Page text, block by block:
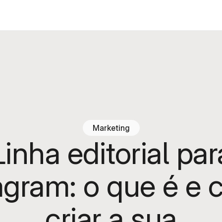
Marketing
editorial
o que é e